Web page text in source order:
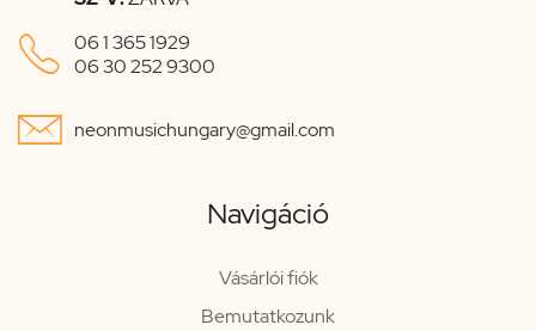
 06 1 365 1929
06 30 252 9300
 neonmusichungary@gmail.com
Navigáció
Vásárlói fiók
Bemutatkozunk